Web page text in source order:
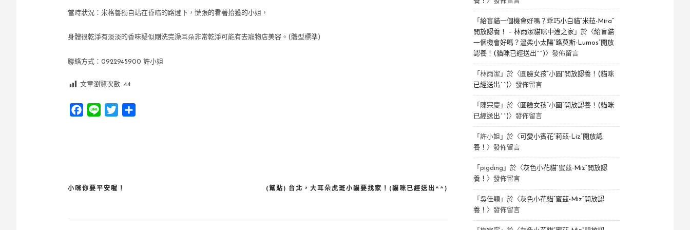
當時狀況：米格魯獨自站在昏暗的路燈下，慌張的看著拾獲的小姐，
身體很乾淨有淡淡的香味疑似剛洗完澡耳朵非常乾淨可能有去寵物店美容。(體型標準)
聯絡方式：0922945900 許小姐
文章瀏覽次數: 44
Facebook
Line Twitter
文
(幫貼) 台北，大耳朵虎斑小貓要找家！(貓咪已經送出^^)
小咪你要平安喔！
「 給盲貓一個機會好嗎？乖巧小白貓“米菈-Mira”
開放認養！ – 林雨潔貓咪中途之家 」於〈給盲貓
一個機會好嗎？溫柔小太陽“路莫斯-Lumos”開放
認養！(貓咪已經送出^^) 〉發佈留言
「 林雨潔 」於〈 圓臉女孩“小圓”開放認養！(貓咪
已經送出^^) 〉發佈留言
「 陳宗慶 」於〈 圓臉女孩“小圓”開放認養！(貓咪
已經送出^^) 〉發佈留言
「 許小姐 」於〈 可愛小賓花“莉茲-Liz”開放認
養！ 〉發佈留言
「 pigding 」於〈 灰色小花貓“蜜茲-Miz”開放認
養！ 〉發佈留言
「 吳佳穎 」於〈 灰色小花貓“蜜茲-Miz”開放認
養！ 〉發佈留言